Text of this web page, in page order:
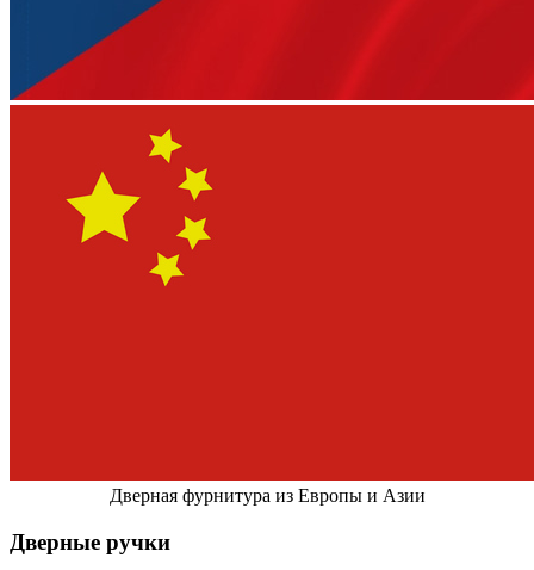
Дверная фурнитура из Европы и Азии
Дверные ручки